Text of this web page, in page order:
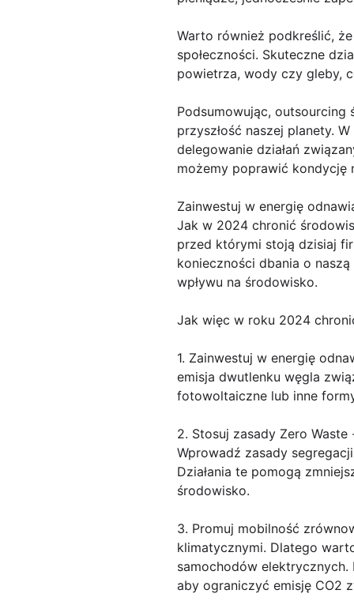
Warto również podkreślić,
społeczności. Skuteczne
powietrza, wody czy gleby,
Podsumowując,
przyszłość naszej planety.
delegowanie działań
możemy poprawić kondycję
Zainwestuj w energię
Jak w 2024 chronić
przed którymi stoją dzisiaj
konieczności dbania o
wpływu na środowisko.
Jak więc w roku 2024
1. Zainwestuj w energię
emisja dwutlenku węgla
fotowoltaiczne lub inne
2. Stosuj zasady Zero
Wprowadź zasady
Działania te pomogą
środowisko.
3. Promuj mobilność
klimatycznymi. Dlatego
samochodów
aby ograniczyć emisję CO2